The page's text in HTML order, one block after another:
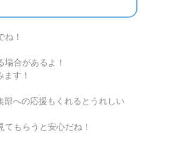
！
合があるよ！
す！
への応援もくれるとうれしい
もらうと安心だね！